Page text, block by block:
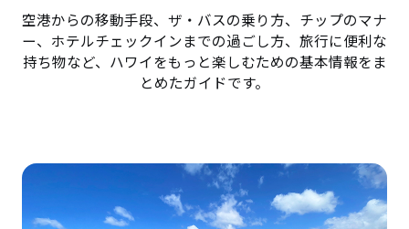
空港からの移動手段、ザ・バスの乗り方、チップのマナ
ー、ホテルチェックインまでの過ごし方、旅行に便利な
持ち物など、ハワイをもっと楽しむための基本情報をま
とめたガイドです。